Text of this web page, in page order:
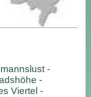
-
-
Viertel -